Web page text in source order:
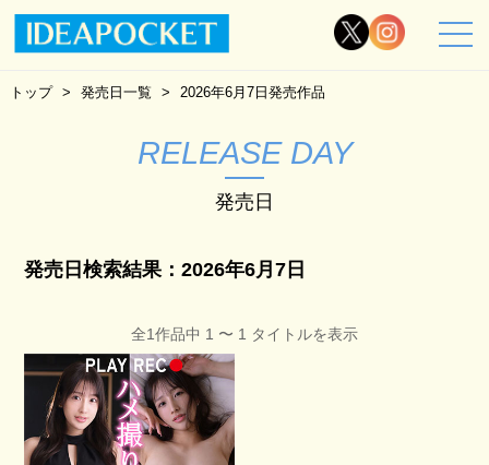
トップ 発売日一覧 2026年6月7日発売作品
RELEASE DAY
発売日
発売日検索結果：2026年6月7日
全1作品中 1 〜 1 タイトルを表示